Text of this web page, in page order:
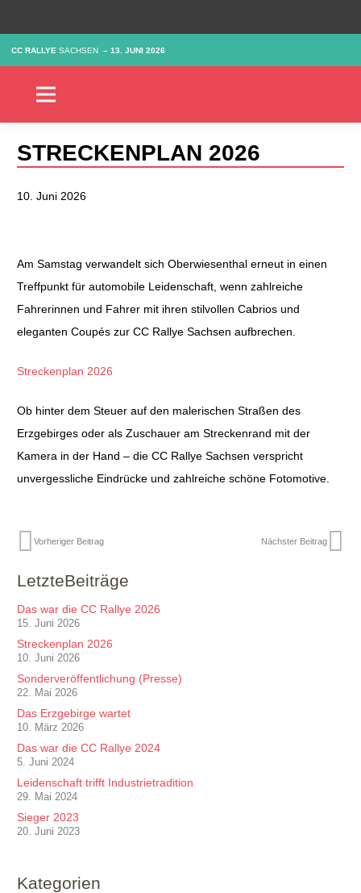
CC RALLYE SACHSEN – 13. JUNI 2026
STRECKENPLAN 2026
10. Juni 2026
Am Samstag verwandelt sich Oberwiesenthal erneut in einen
Treffpunkt für automobile Leidenschaft, wenn zahlreiche
Fahrerinnen und Fahrer mit ihren stilvollen Cabrios und
eleganten Coupés zur CC Rallye Sachsen aufbrechen.
Streckenplan 2026
Ob hinter dem Steuer auf den malerischen Straßen des
Erzgebirges oder als Zuschauer am Streckenrand mit der
Kamera in der Hand – die CC Rallye Sachsen verspricht
unvergessliche Eindrücke und zahlreiche schöne Fotomotive.
Vorheriger Beitrag Nächster Beitrag
LetzteBeiträge
Das war die CC Rallye 2026
15. Juni 2026
Streckenplan 2026
10. Juni 2026
Sonderveröffentlichung (Presse)
22. Mai 2026
Das Erzgebirge wartet
10. März 2026
Das war die CC Rallye 2024
5. Juni 2024
Leidenschaft trifft Industrietradition
29. Mai 2024
Sieger 2023
20. Juni 2023
Kategorien